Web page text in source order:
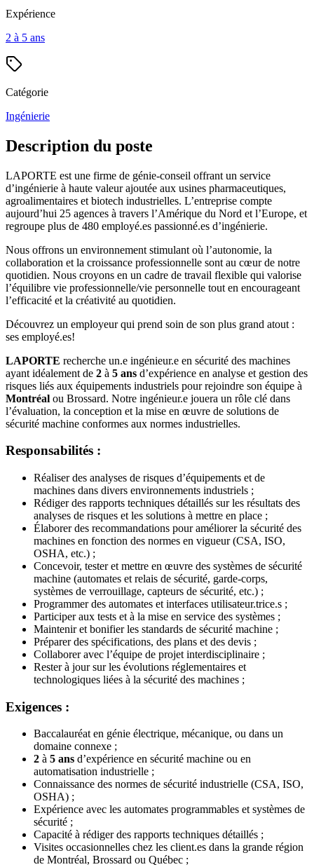
Expérience
2 à 5 ans
Catégorie
Ingénierie
Description du poste
LAPORTE est une firme de génie-conseil offrant un service
d’ingénierie à haute valeur ajoutée aux usines pharmaceutiques,
agroalimentaires et biotech industrielles. L’entreprise compte
aujourd’hui 25 agences à travers l’Amérique du Nord et l’Europe, et
regroupe plus de 480 employé.es passionné.es d’ingénierie.
Nous offrons un environnement stimulant où l’autonomie, la
collaboration et la croissance professionnelle sont au cœur de notre
quotidien. Nous croyons en un cadre de travail flexible qui valorise
l’équilibre vie professionnelle/vie personnelle tout en encourageant
l’efficacité et la créativité au quotidien.
Découvrez un employeur qui prend soin de son plus grand atout :
ses employé.es!
LAPORTE recherche un.e ingénieur.e en sécurité des machines
ayant idéalement de 2 à 5 ans d’expérience en analyse et gestion des
risques liés aux équipements industriels pour rejoindre son équipe à
Montréal ou Brossard. Notre ingénieur.e jouera un rôle clé dans
l’évaluation, la conception et la mise en œuvre de solutions de
sécurité machine conformes aux normes industrielles.
Responsabilités :
Réaliser des analyses de risques d’équipements et de
machines dans divers environnements industriels ;
Rédiger des rapports techniques détaillés sur les résultats des
analyses de risques et les solutions à mettre en place ;
Élaborer des recommandations pour améliorer la sécurité des
machines en fonction des normes en vigueur (CSA, ISO,
OSHA, etc.) ;
Concevoir, tester et mettre en œuvre des systèmes de sécurité
machine (automates et relais de sécurité, garde-corps,
systèmes de verrouillage, capteurs de sécurité, etc.) ;
Programmer des automates et interfaces utilisateur.trice.s ;
Participer aux tests et à la mise en service des systèmes ;
Maintenir et bonifier les standards de sécurité machine ;
Préparer des spécifications, des plans et des devis ;
Collaborer avec l’équipe de projet interdisciplinaire ;
Rester à jour sur les évolutions réglementaires et
technologiques liées à la sécurité des machines ;
Exigences :
Baccalauréat en génie électrique, mécanique, ou dans un
domaine connexe ;
2 à 5 ans d’expérience en sécurité machine ou en
automatisation industrielle ;
Connaissance des normes de sécurité industrielle (CSA, ISO,
OSHA) ;
Expérience avec les automates programmables et systèmes de
sécurité ;
Capacité à rédiger des rapports techniques détaillés ;
Visites occasionnelles chez les client.es dans la grande région
de Montréal, Brossard ou Québec ;